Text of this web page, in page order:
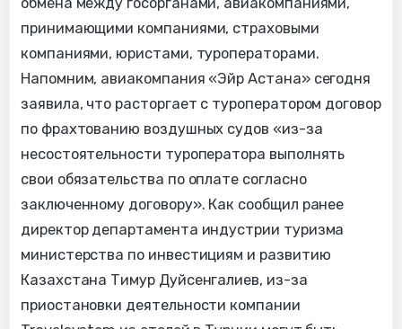
принимающими компаниями, страховыми
компаниями, юристами, туроператорами.
Напомним, авиакомпания «Эйр Астана» сегодня
заявила, что расторгает с туроператором договор
по фрахтованию воздушных судов «из-за
несостоятельности туроператора выполнять
свои обязательства по оплате согласно
заключенному договору». Как сообщил ранее
директор департамента индустрии туризма
министерства по инвестициям и развитию
Казахстана Тимур Дуйсенгалиев, из-за
приостановки деятельности компании